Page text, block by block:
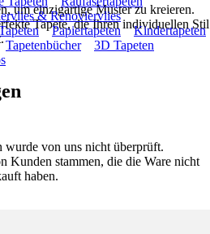
um einzigartige Muster zu kreieren.
Tapete, die Ihren individuellen Stil
& Renoviervlies
Papiertapeten
Kindertapeten
Tapetenbücher
3D Tapeten
von uns nicht überprüft.
Kunden stammen, die die Ware nicht
haben.